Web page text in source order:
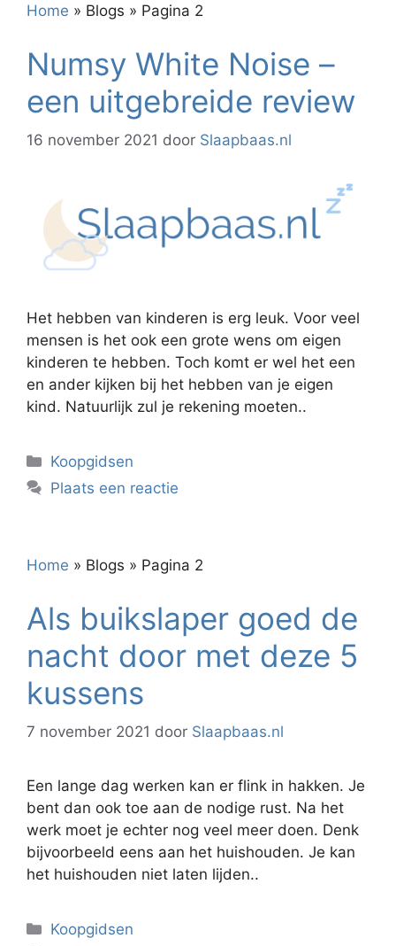
Home » Blogs » Pagina 2
Numsy White Noise –
een uitgebreide review
16 november 2021 door Slaapbaas.nl
Het hebben van kinderen is erg leuk. Voor veel
mensen is het ook een grote wens om eigen
kinderen te hebben. Toch komt er wel het een
en ander kijken bij het hebben van je eigen
kind. Natuurlijk zul je rekening moeten..
Categorieën
Koopgidsen
Plaats een reactie
Home » Blogs » Pagina 2
Als buikslaper goed de
nacht door met deze 5
kussens
7 november 2021 door Slaapbaas.nl
Een lange dag werken kan er flink in hakken. Je
bent dan ook toe aan de nodige rust. Na het
werk moet je echter nog veel meer doen. Denk
bijvoorbeeld eens aan het huishouden. Je kan
het huishouden niet laten lijden..
Categorieën
Koopgidsen